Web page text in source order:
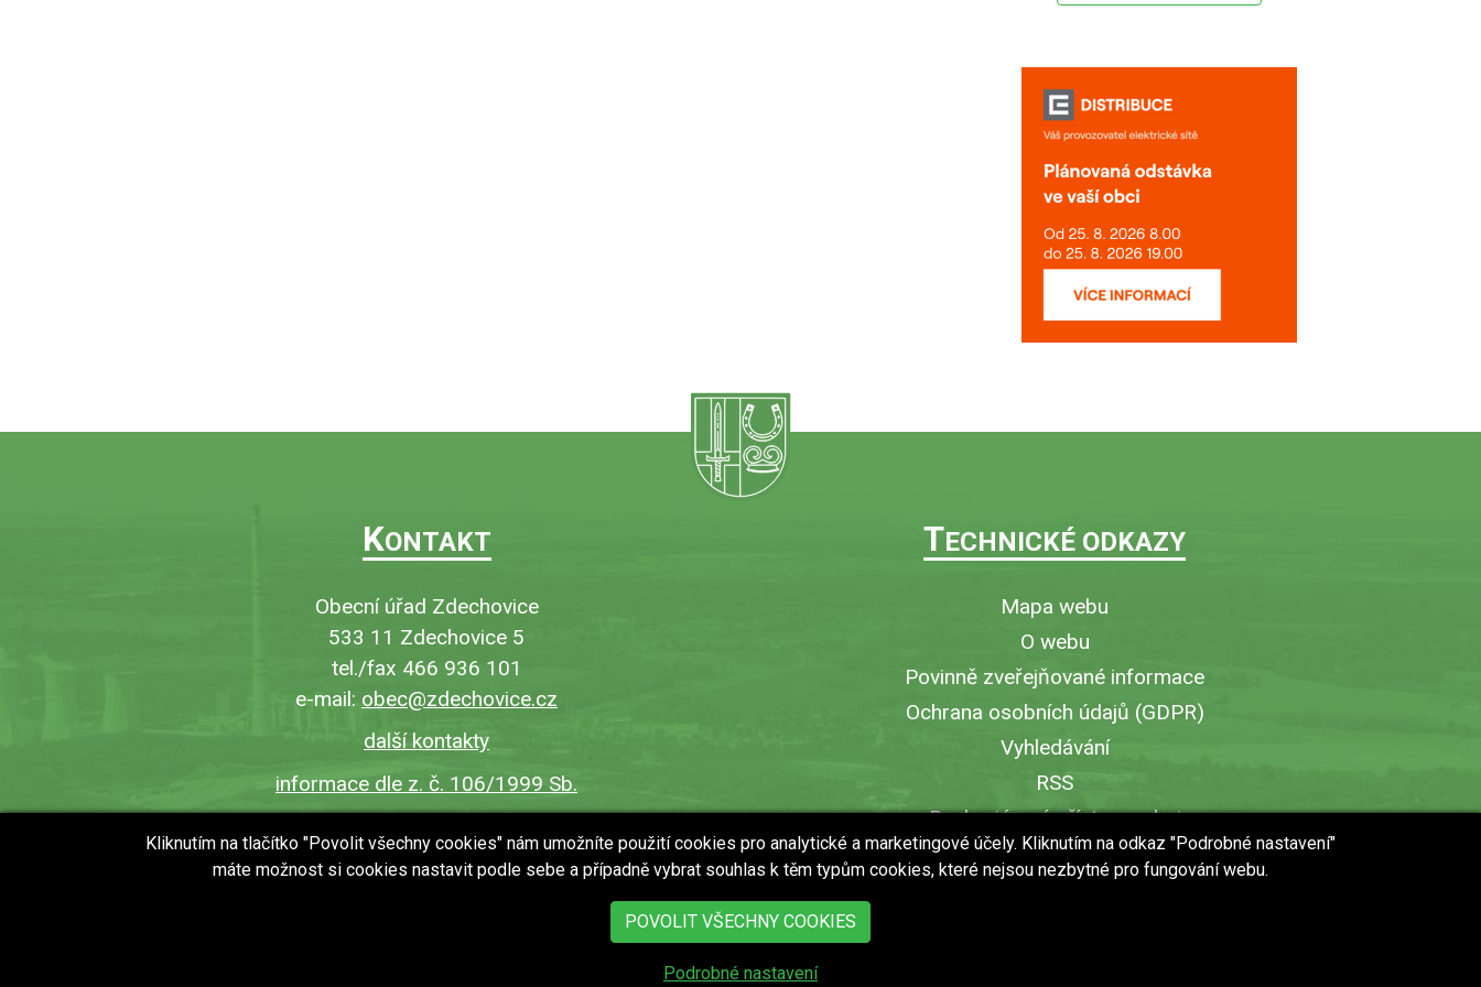
KONTAKT
Obecní úřad Zdechovice
533 11 Zdechovice 5
tel./fax 466 936 101
e-mail: obec@zdechovice.cz
další kontakty
informace dle z. č. 106/1999 Sb.
TECHNICKÉ ODKAZY
Mapa webu
O webu
Povinně zveřejňované informace
Ochrana osobních údajů (GDPR)
Vyhledávání
RSS
Bezbariérový přístup v obci
Vytisknout stránku
Kliknutím na tlačítko "Povolit všechny cookies" nám umožníte použití cookies pro analytické a marketingové účely. Kliknutím na odkaz "Podrobné nastavení"
máte možnost si cookies nastavit podle sebe a případně vybrat souhlas k těm typům cookies, které nejsou nezbytné pro fungování webu.
POVOLIT VŠECHNY COOKIES
Podrobné nastavení